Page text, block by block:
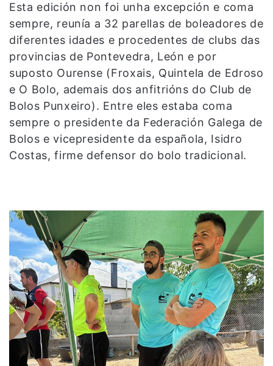
Esta edición non foi unha excepción e coma
sempre, reunía a 32 parellas de boleadores de
diferentes idades e procedentes de clubs das
provincias de Pontevedra, León e por
suposto Ourense (Froxais, Quintela de Edroso
e O Bolo, ademais dos anfitrións do Club de
Bolos Punxeiro). Entre eles estaba coma
sempre o presidente da Federación Galega de
Bolos e vicepresidente da española, Isidro
Costas, firme defensor do bolo tradicional.